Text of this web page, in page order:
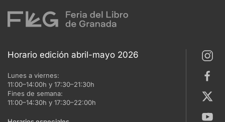
Horario edición abril-mayo 2026
Lunes a viernes:
11:00–14:00h y 17:30–21:30h
Fines de semana:
11:00–14:30h y 17:30–22:00h